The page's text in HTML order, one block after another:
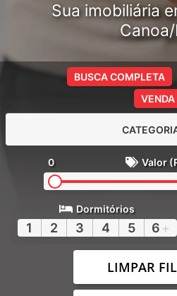
Sua imobiliária
Canoa/
VENDA
BUSCA COMPLETA
0 Valor
Dormitórios
1 2 3 4 5 6 +
LIMPAR